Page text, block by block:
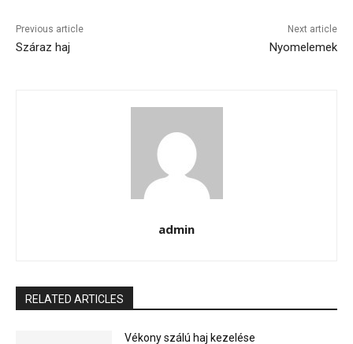
Previous article
Száraz haj
Next article
Nyomelemek
admin
RELATED ARTICLES
Vékony szálú haj kezelése